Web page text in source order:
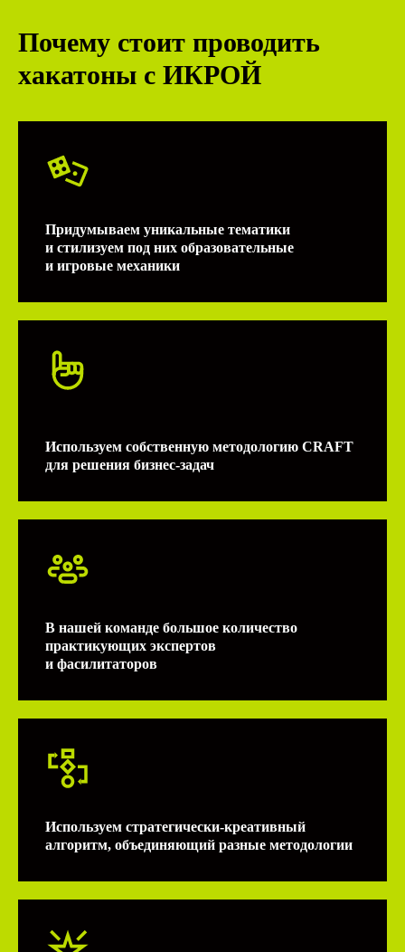
Почему стоит проводить
хакатоны с ИКРОЙ
Придумываем уникальные тематики
и стилизуем под них образовательные
и игровые механики
Используем собственную методологию CRAFT
для решения бизнес-задач
В нашей команде большое количество
практикующих экспертов
и фасилитаторов
Используем стратегически-креативный
алгоритм, объединяющий разные методологии